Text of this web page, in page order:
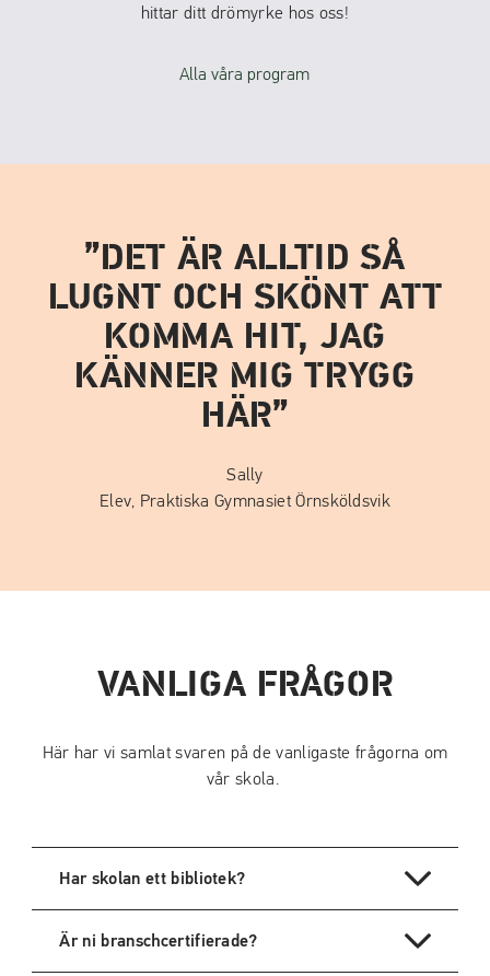
hittar ditt drömyrke hos oss!
Alla våra program
DET ÄR ALLTID SÅ
LUGNT OCH SKÖNT ATT
KOMMA HIT, JAG
KÄNNER MIG TRYGG
HÄR
Sally
Elev, Praktiska Gymnasiet Örnsköldsvik
VANLIGA FRÅGOR
Här har vi samlat svaren på de vanligaste frågorna om
vår skola.
Har skolan ett bibliotek?
Är ni branschcertifierade?